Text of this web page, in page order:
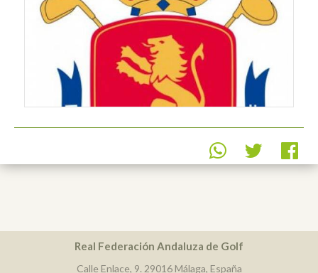
Real Federación Andaluza de Golf
Calle Enlace, 9. 29016 Málaga, España